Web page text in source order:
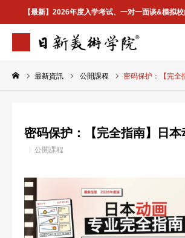
【最新】2026年度入学考试、一对一面谈&模拟校
最新資訊 公開課程 密码保护：【完全
密码保护：【完全指南】日本
公開課程
学院介绍
首页
最新資訊
升学指南